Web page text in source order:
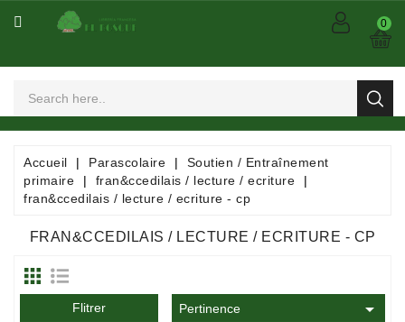
CATÉGORIE
Spectacles
Dessinées
Consommables
0
Accueil Parascolaire
Soutien / Entraînement
primaire
fran&ccedilais / lecture / ecriture
fran&ccedilais / lecture / ecriture - cp
FRAN&CCEDILAIS / LECTURE / ECRITURE - CP
Flitrer Pertinence 